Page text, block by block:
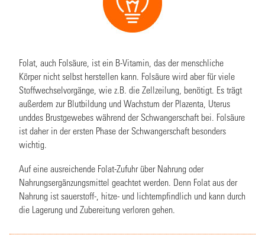
Folat, auch Folsäure, ist ein B-Vitamin, das der menschliche
Körper nicht selbst herstellen kann. Folsäure wird aber für viele
Stoffwechselvorgänge, wie z.B. die Zellzeilung, benötigt. Es trägt
außerdem zur Blutbildung und Wachstum der Plazenta, Uterus
unddes Brustgewebes während der Schwangerschaft bei. Folsäure
ist daher in der ersten Phase der Schwangerschaft besonders
wichtig.
Auf eine ausreichende Folat-Zufuhr über Nahrung oder
Nahrungsergänzungsmittel geachtet werden. Denn Folat aus der
Nahrung ist sauerstoff-, hitze- und lichtempfindlich und kann durch
die Lagerung und Zubereitung verloren gehen.